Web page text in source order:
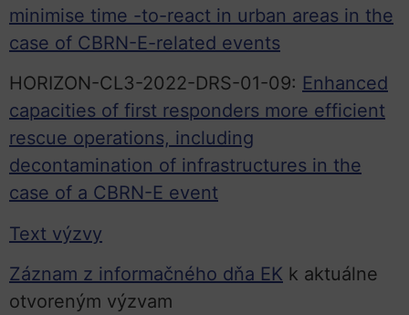
minimise time -to-react in urban areas in the
case of CBRN-E-related events
HORIZON-CL3-2022-DRS-01-09: Enhanced
capacities of first responders more efficient
rescue operations, including
decontamination of infrastructures in the
case of a CBRN-E event
Text výzvy
Záznam z informačného dňa EK k aktuálne
otvoreným výzvam